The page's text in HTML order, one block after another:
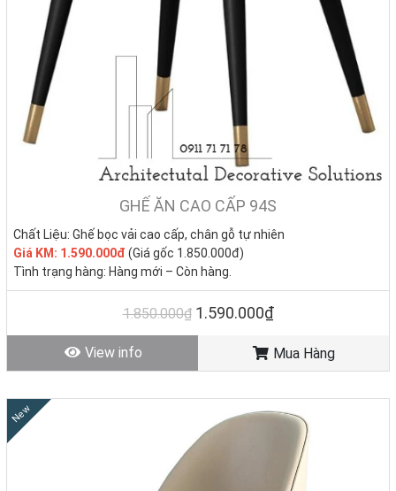
GHẾ ĂN CAO CẤP 94S
Chất Liệu: Ghế bọc vải cao cấp, chân gỗ tự nhiên
Giá KM: 1.590.000đ (Giá gốc 1.850.000đ)
Tình trạng hàng: Hàng mới – Còn hàng.
1.850.000₫ 1.590.000₫
View info Mua Hàng
New